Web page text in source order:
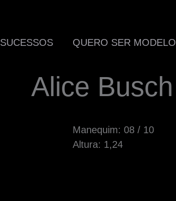
SUCESSOS QUERO SER MODELO
Alice Busch
Manequim: 08 / 10
Altura: 1,24